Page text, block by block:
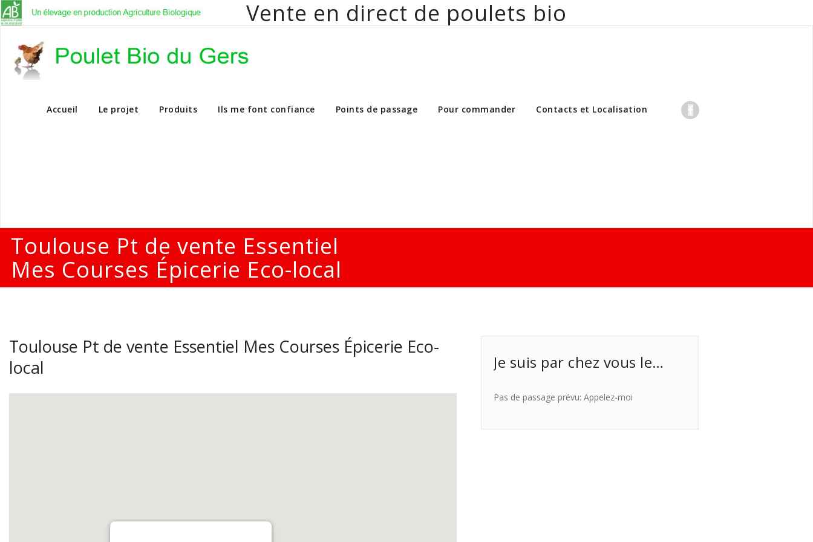
Vente en direct de poulets bio
Vente en direct de poulets bio aux particuliers et professionnels
Accueil Le projet Produits Ils me font confiance Points de passage Pour commander Contacts et Localisation
Toulouse Pt de vente Essentiel
Mes Courses Épicerie Eco-local
Toulouse Pt de vente Essentiel Mes Courses Épicerie Eco-
local
Je suis par chez vous le…
Pas de passage prévu: Appelez-moi